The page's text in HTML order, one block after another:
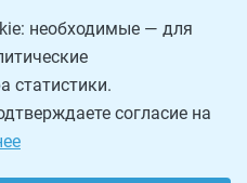
необходимые — для
статистики.
согласие на